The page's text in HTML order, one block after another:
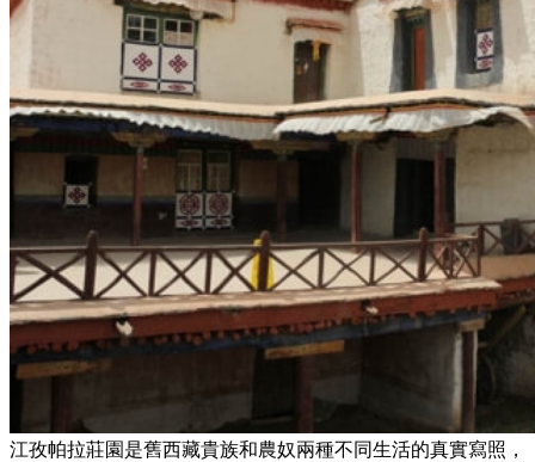
江孜帕拉莊園是舊西藏貴族和農奴兩種不同生活的真實寫照，